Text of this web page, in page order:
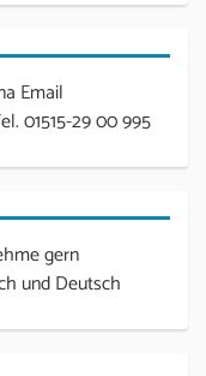
Email
01515-29 00 995
gern
und Deutsch